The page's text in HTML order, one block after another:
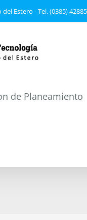
Estero - Tel. (0385)
de Planeamiento